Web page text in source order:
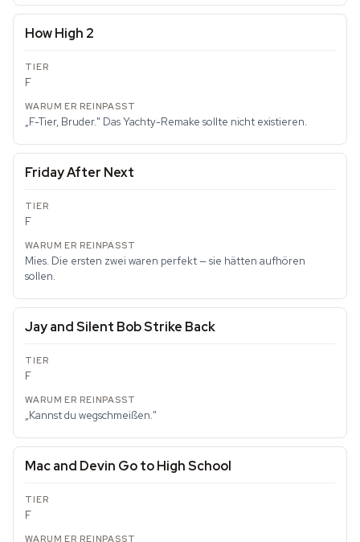
How High 2
F
„F-Tier, Bruder." Das Yachty-Remake sollte nicht existieren.
Friday After Next
F
Mies. Die ersten zwei waren perfekt — sie hätten aufhören
sollen.
Jay and Silent Bob Strike Back
F
„Kannst du wegschmeißen."
Mac and Devin Go to High School
F